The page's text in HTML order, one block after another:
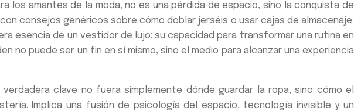
los amantes de la moda, no es una pérdida de espacio, sino la conquista de
consejos genéricos sobre cómo doblar jerséis o usar cajas de almacenaje.
esencia de un vestidor de lujo: su capacidad para transformar una rutina en
puede ser un fin en sí mismo, sino el medio para alcanzar una experiencia
clave no fuera simplemente dónde guardar la ropa, sino cómo el
Implica una fusión de psicología del espacio, tecnología invisible y un